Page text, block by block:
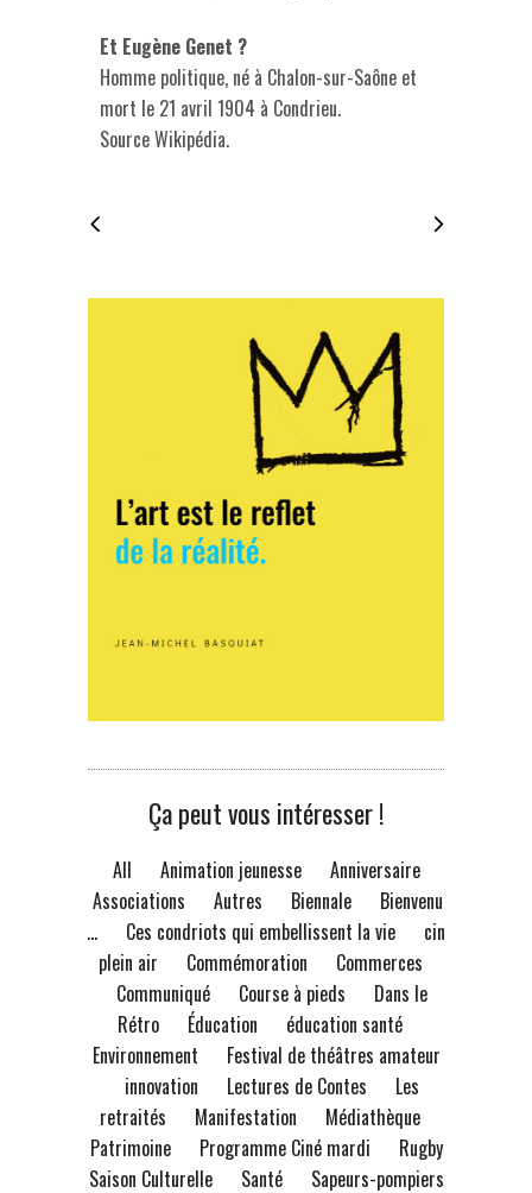
Et Eugène Genet ?
Homme politique, né à Chalon-sur-Saône et
mort le 21 avril 1904 à Condrieu.
Source Wikipédia.
Ça peut vous intéresser !
All Animation jeunesse
Anniversaire
Associations
Autres Biennale
Bienvenue
à...
Ces condriots qui embellissent la vie
ciné
plein air
Commémoration
Commerces
Communiqué
Course à pieds
Dans le
Rétro
Éducation
éducation santé
Environnement
Festival de théâtres amateur
innovation
Lectures de Contes
Les
retraités
Manifestation
Médiathèque
Patrimoine
Programme Ciné mardi
Rugby
Saison Culturelle
Santé Sapeurs-pompiers